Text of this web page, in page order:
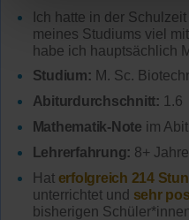
Ich hatte in der
meines Studiums viel
habe ich hauptsächlich
Studium: M. Sc.
Abiturdurchschnitt: 1.6
Mathematik-Note im
Lehrerfahrung: 8+
Hat erfolgreich 214
unterrichtet und sehr
bisherigen